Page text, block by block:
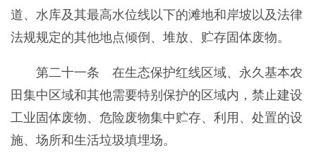
道、水库及其最高水位线以下的滩地和岸坡以及法律
法规规定的其他地点倾倒、堆放、贮存固体废物。
第二十一条 在生态保护红线区域、永久基本农
田集中区域和其他需要特别保护的区域内，禁止建设
工业固体废物、危险废物集中贮存、利用、处置的设
施、场所和生活垃圾填埋场。